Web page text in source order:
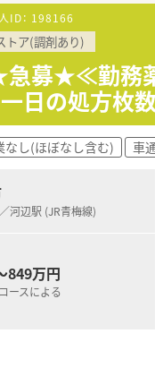
ついて ／
調剤室は分離申請さ
くまで働く心配はご
月に6～10時間程度
処方箋処理枚数を20
業できる環境です。
人」の資格を2年連続
育休取得、残業時間の
3歳まで、育児時短
位３つ星認定取得！
する企業として国か
おり、薬歴は音声入力
分包機や無菌調剤室
ルサポートセンター
や処方数の多い薬か
ID： 198166
トア(調剤あり)
★急募★≪勤
日の処方
なし(ほぼなし含む) 車
河辺駅 (JR青梅線)
849万円
ースによる